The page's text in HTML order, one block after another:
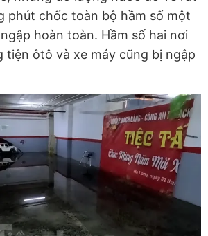
phút chốc toàn bộ hầm số một
hoàn toàn. Hầm số hai nơi
tiện ôtô và xe máy cũng bị ngập